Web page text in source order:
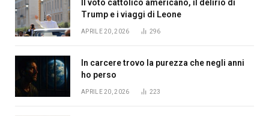
Il voto cattolico americano, il delirio di
Trump e i viaggi di Leone
APRILE 20, 2026 296
In carcere trovo la purezza che negli anni
ho perso
APRILE 20, 2026 223